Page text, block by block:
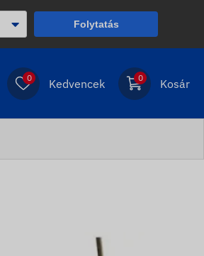
Folytatás
0 Kedvencek 0 Kosár